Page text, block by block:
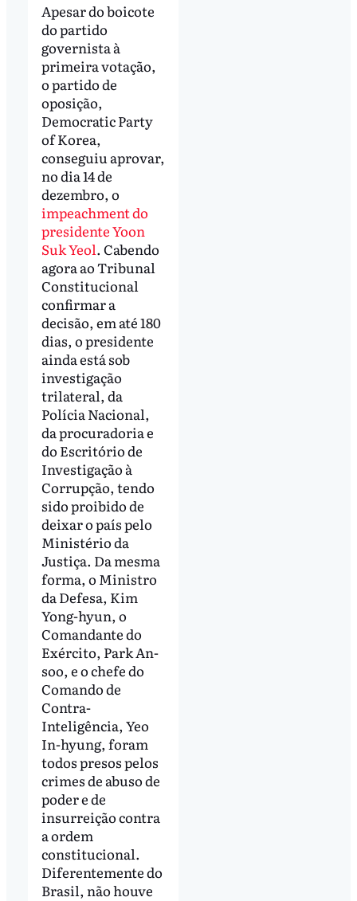
Apesar do boicote
do partido
governista à
primeira votação,
o partido de
oposição,
Democratic Party
of Korea,
conseguiu aprovar,
no dia 14 de
dezembro, o
impeachment do
presidente Yoon
Suk Yeol. Cabendo
agora ao Tribunal
Constitucional
confirmar a
decisão, em até 180
dias, o presidente
ainda está sob
investigação
trilateral, da
Polícia Nacional,
da procuradoria e
do Escritório de
Investigação à
Corrupção, tendo
sido proibido de
deixar o país pelo
Ministério da
Justiça. Da mesma
forma, o Ministro
da Defesa, Kim
Yong-hyun, o
Comandante do
Exército, Park An-
soo, e o chefe do
Comando de
Contra-
Inteligência, Yeo
In-hyung, foram
todos presos pelos
crimes de abuso de
poder e de
insurreição contra
a ordem
constitucional.
Diferentemente do
Brasil, não houve